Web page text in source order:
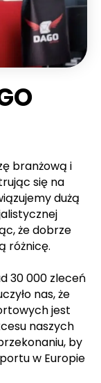
branżową i
się na
dużą
że dobrze
różnicę.
30 000 zleceń
nas, że
jest
naszych
by
w Europie